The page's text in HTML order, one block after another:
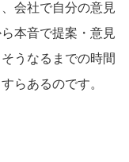
会社で自分の意見
本音で提案・意見
うなるまでの時間
らあるのです。